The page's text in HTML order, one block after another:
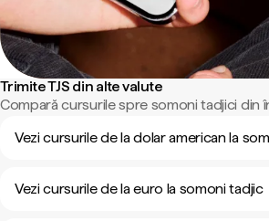
Trimite TJS din alte valute
Compară cursurile spre somoni tadjici din
Vezi cursurile de la dolar american la
Vezi cursurile de la euro la somoni tadjic